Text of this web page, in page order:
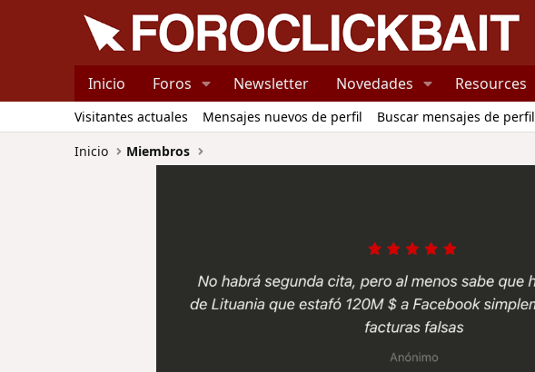
Inicio Foros Newsletter Novedades Resources
Visitantes actuales Mensajes nuevos de perfil
Buscar mensajes de perfil
Inicio
Miembros